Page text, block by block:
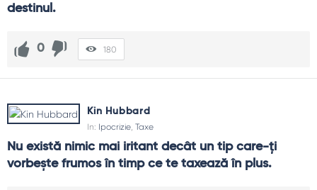
destinul.
0 180
Kin Hubbard
In: Ipocrizie, Taxe
Nu există nimic mai iritant decât un tip care-ți
vorbește frumos în timp ce te taxează în plus.